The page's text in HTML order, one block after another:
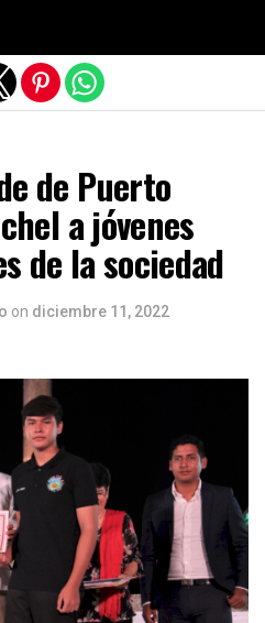
de Puerto
a jóvenes
de la sociedad
on diciembre 11, 2022